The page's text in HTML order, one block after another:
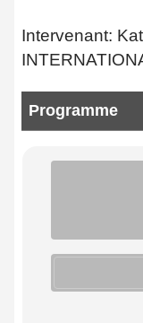
Intervenant:
Programme